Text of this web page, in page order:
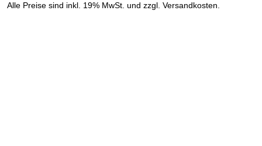
Alle Preise sind inkl. 19% MwSt. und zzgl. Versandkosten.